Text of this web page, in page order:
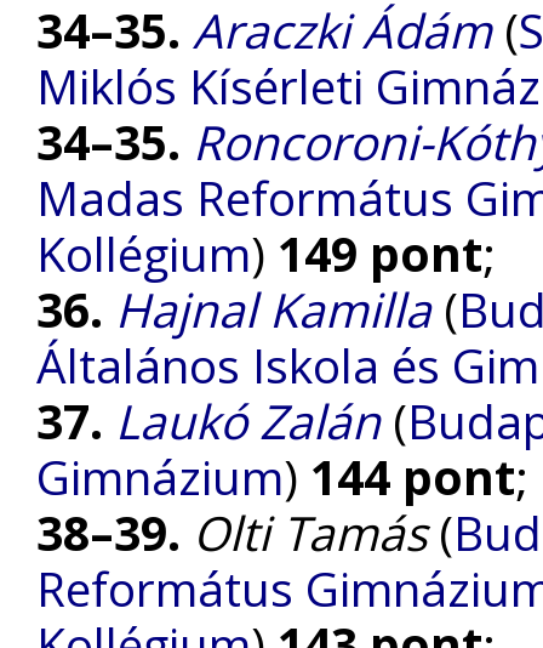
34–35. Araczki Ádám(
Miklós Kísérleti
34–35. Roncoroni-
Madas Református
Kollégium) 149 pont;
36. Hajnal Kamilla(
Általános Iskola és
37. Laukó Zalán(
Gimnázium) 144 pont;
38–39. Olti Tamás(
Református